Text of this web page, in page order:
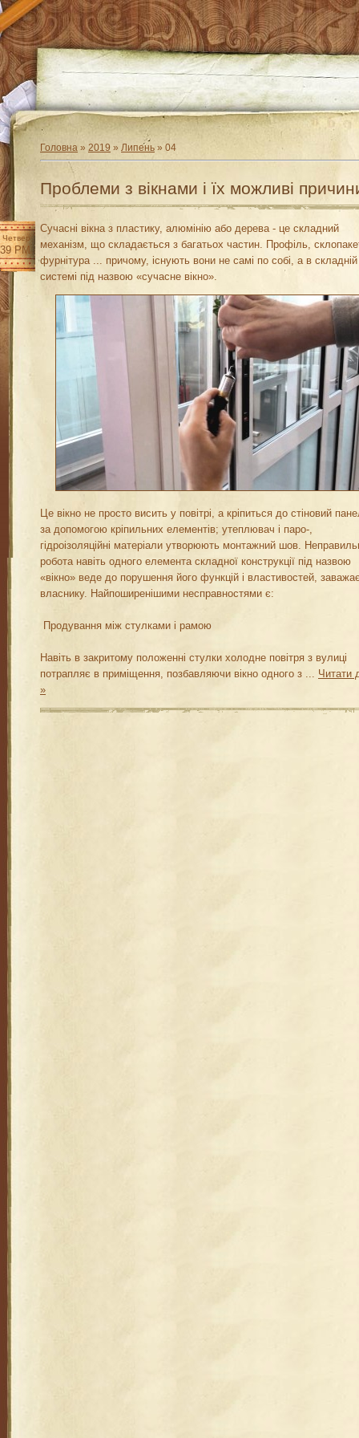
Головна » 2019 » Липень » 04
Проблеми з вікнами і їх можливі
Четвер
PM
Сучасні вікна з пластику, алюмінію або дерева - це складний
механізм, що складається з багатьох частин. Профіль,
фурнітура ... причому, існують вони не самі по собі, а в складній
системі під назвою «сучасне вікно».
Це вікно не просто висить у повітрі, а кріпиться до стіновий
за допомогою кріпильних елементів; утеплювач і паро-,
гідроізоляційні матеріали утворюють монтажний шов.
робота навіть одного елемента складної конструкції під назвою
«вікно» веде до порушення його функцій і властивостей,
власнику. Найпоширенішими несправностями є:
Продування між стулками і рамою
Навіть в закритому положенні стулки холодне повітря з вулиці
потрапляє в приміщення, позбавляючи вікно одного з ... Читати
»